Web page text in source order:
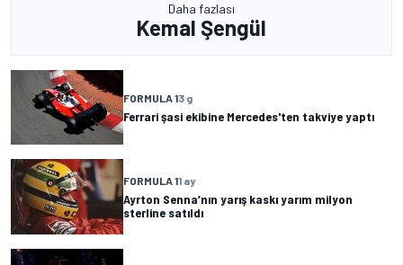
Daha fazlası
Kemal Şengül
FORMULA 13 g
Ferrari şasi ekibine Mercedes'ten takviye yaptı
FORMULA 11 ay
Ayrton Senna’nın yarış kaskı yarım milyon
sterline satıldı